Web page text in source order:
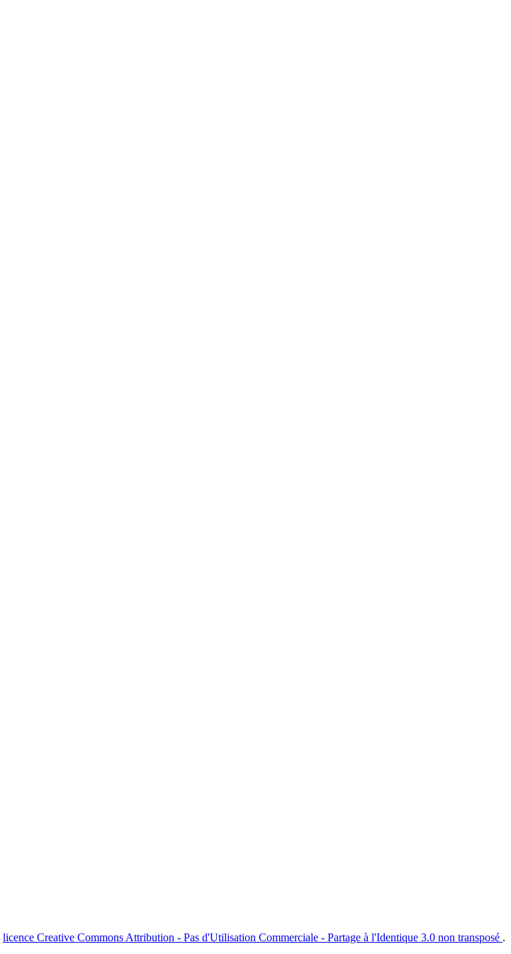
licence Creative Commons Attribution - Pas d'Utilisation Commerciale - Partage à l'Identique 3.0 non transposé .